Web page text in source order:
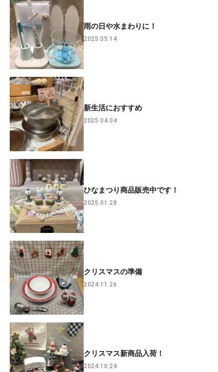
雨の日や水まわりに！
2025.05.14
新生活におすすめ
2025.04.04
ひなまつり商品販売中です！
2025.01.28
クリスマスの準備
2024.11.26
クリスマス新商品入荷！
2024.10.24